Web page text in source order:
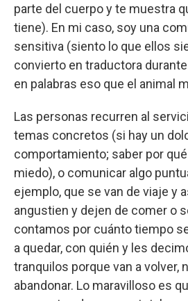
parte del cuerpo y te muestra
tiene). En mi caso, soy una
sensitiva (siento lo que ellos
convierto en traductora
en palabras eso que el animal
Las personas recurren al
temas concretos (si hay un
comportamiento; saber por
miedo), o comunicar algo
ejemplo, que se van de viaje y
angustien y dejen de comer o
contamos por cuánto tiempo
a quedar, con quién y les
tranquilos porque van a volver,
abandonar. Lo maravilloso es